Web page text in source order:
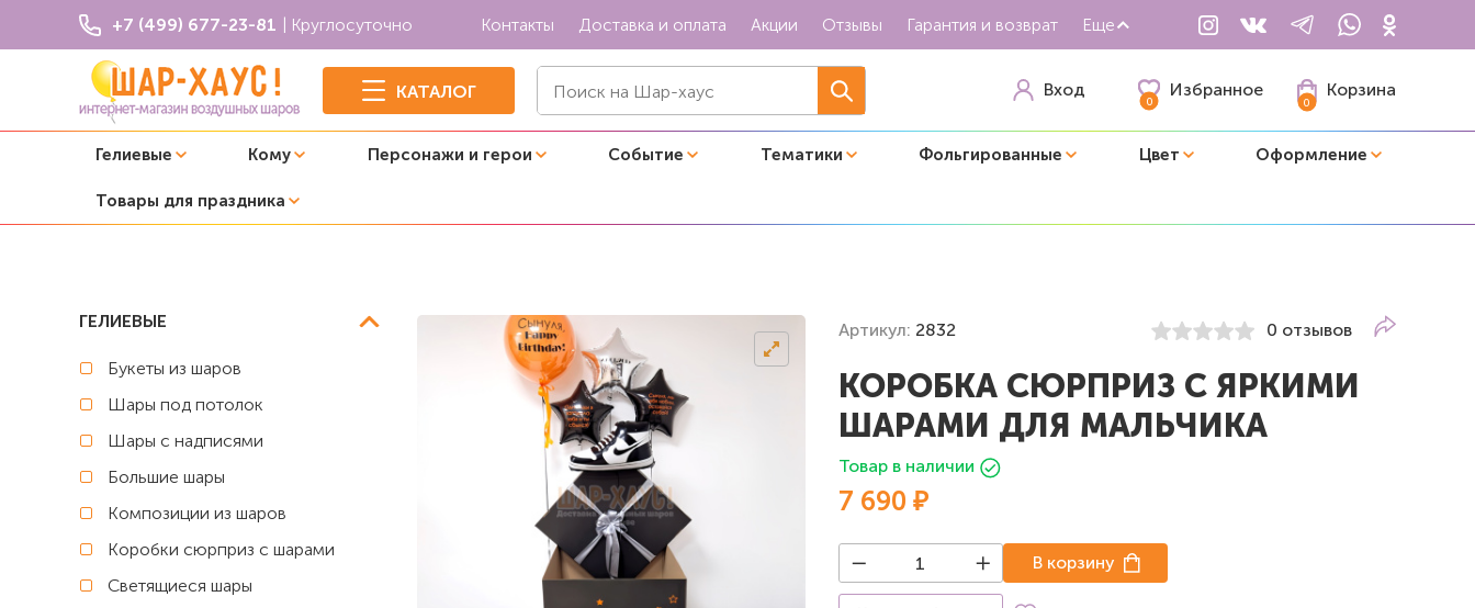
+7 (499) 677-23-81 | Круглосуточно Контакты Доставка и оплата Акции Отзывы Гарантия и возврат Еще
КАТАЛОГ Вход
0
Избранное
0
Корзина
Гелиевые Кому Персонажи и герои Событие Тематики Фольгированные Цвет Оформление
Товары для праздника
Коробки сюрприз с шарами
ГЕЛИЕВЫЕ
Букеты из шаров
Шары под потолок
Шары с надписями
Большие шары
Композиции из шаров
Коробки сюрприз с шарами
Светящиеся шары
Артикул: 2832 0 отзывов
КОРОБКА СЮРПРИЗ С ЯРКИМИ
ШАРАМИ ДЛЯ МАЛЬЧИКА
Товар в наличии
7 690 ₽
В корзину